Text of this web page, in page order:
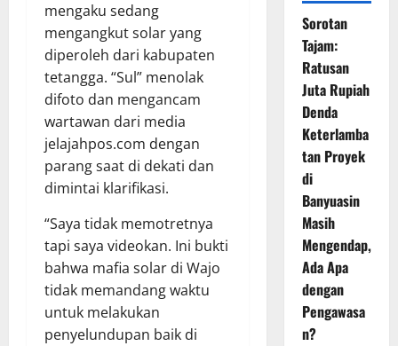
mengaku sedang
mengangkut solar yang
diperoleh dari kabupaten
tetangga. “Sul” menolak
difoto dan mengancam
wartawan dari media
jelajahpos.com dengan
parang saat di dekati dan
dimintai klarifikasi.
“Saya tidak memotretnya
tapi saya videokan. Ini bukti
bahwa mafia solar di Wajo
tidak memandang waktu
untuk melakukan
penyelundupan baik di
Sorotan
Tajam:
Ratusan
Juta Rupiah
Denda
Keterlamba
tan Proyek
di
Banyuasin
Masih
Mengendap,
Ada Apa
dengan
Pengawasa
n?